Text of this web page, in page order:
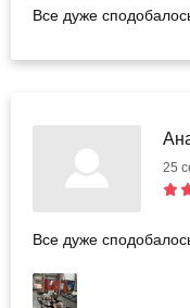
Все дуже
25
Все дуже